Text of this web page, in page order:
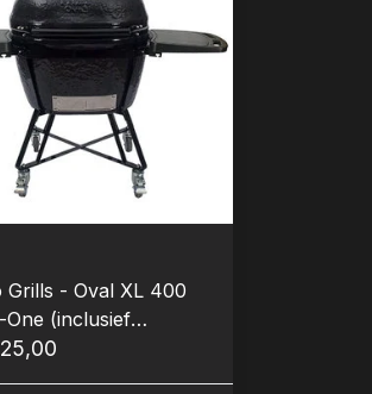
Grills - Oval XL 400
(inclusief
en zijbladen)